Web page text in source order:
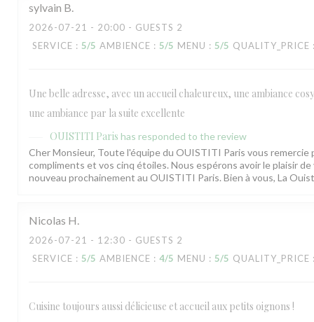
sylvain B
2026-07-21 - 20:00 - GUESTS 2
SERVICE : 5/5 AMBIENCE : 5/5 MENU : 5/5 QUALITY_PRICE
Une belle adresse, avec un accueil chaleureux, une ambiance
une ambiance par la suite excellente
OUISTITI Paris has responded to the review
Cher Monsieur, Toute l'équipe du OUISTITI Paris vous remercie
compliments et vos cinq étoiles. Nous espérons avoir le plaisir de
nouveau prochainement au OUISTITI Paris. Bien à vous, La
Nicolas H
2026-07-21 - 12:30 - GUESTS 2
SERVICE : 5/5 AMBIENCE : 4/5 MENU : 5/5 QUALITY_PRICE
Cuisine toujours aussi délicieuse et accueil aux petits oignons !